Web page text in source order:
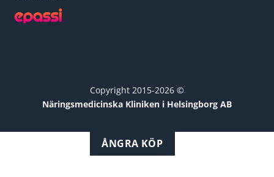
Copyright 2015-2026 ©
Näringsmedicinska Kliniken i Helsingborg AB
ÅNGRA KÖP